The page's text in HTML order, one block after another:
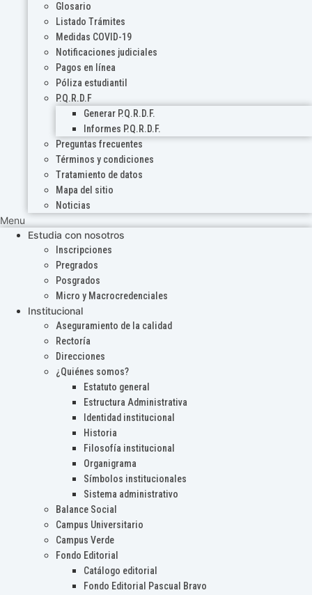
Glosario
Listado Trámites
Medidas COVID-19
Notificaciones judiciales
Pagos en línea
Póliza estudiantil
P.Q.R.D.F
Generar P.Q.R.D.F.
Informes P.Q.R.D.F.
Preguntas frecuentes
Términos y condiciones
Tratamiento de datos
Mapa del sitio
Noticias
Menu
Estudia con nosotros
Inscripciones
Pregrados
Posgrados
Micro y Macrocredenciales
Institucional
Aseguramiento de la calidad
Rectoría
Direcciones
¿Quiénes somos?
Estatuto general
Estructura Administrativa
Identidad institucional
Historia
Filosofía institucional
Organigrama
Símbolos institucionales
Sistema administrativo
Balance Social
Campus Universitario
Campus Verde
Fondo Editorial
Catálogo editorial
Fondo Editorial Pascual Bravo